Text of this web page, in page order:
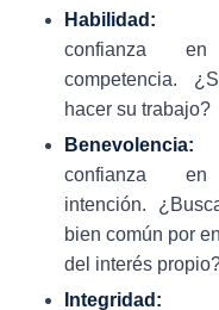
Habilidad:
confianza
competencia.
hacer su trabajo?
Benevolencia:
confianza
intención.
bien común por
del interés
Integridad: